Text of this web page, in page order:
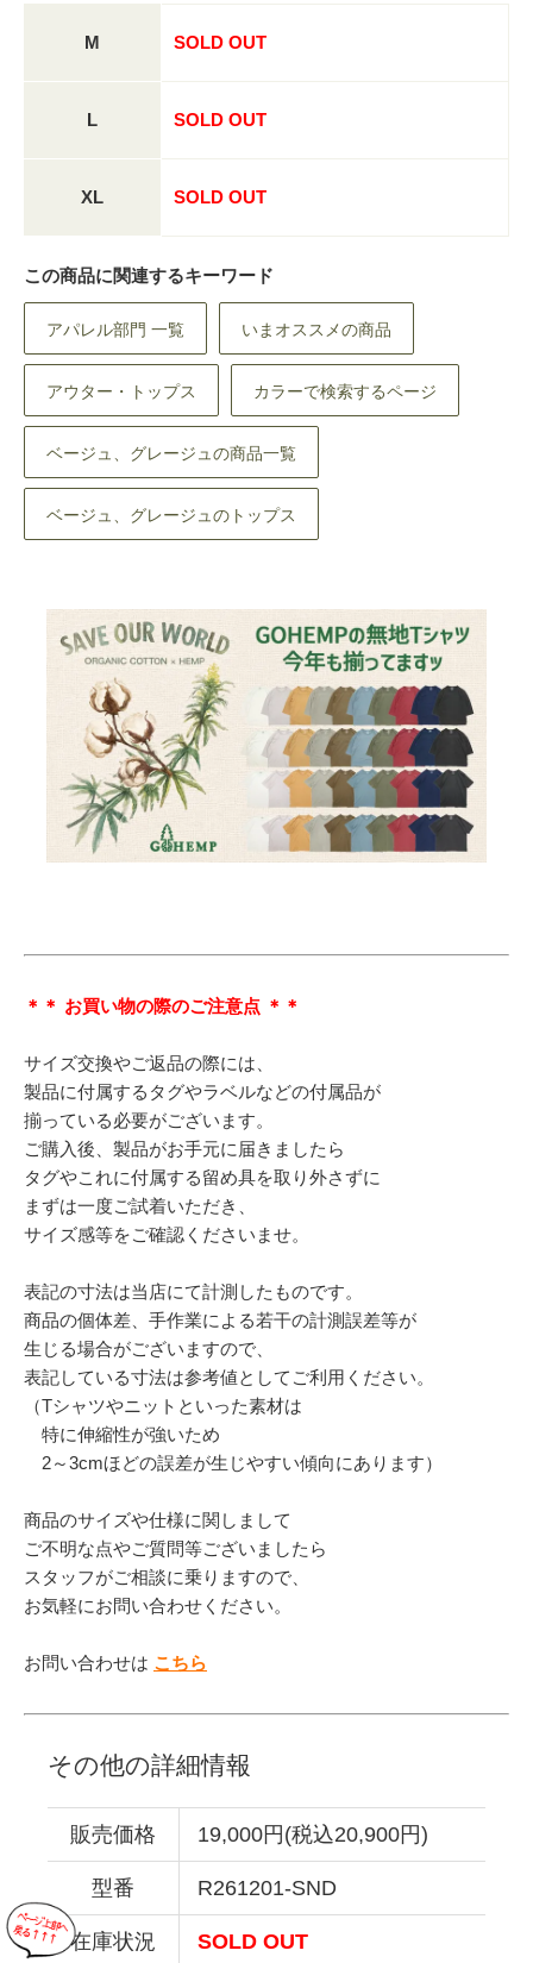
M SOLD OUT
L SOLD OUT
XL SOLD OUT
この商品に関連するキーワード
アパレル部門 一覧 いまオススメの商品
アウター・トップス カラーで検索するページ
ベージュ、グレージュの商品一覧
ベージュ、グレージュのトップス
＊＊ お買い物の際のご注意点 ＊＊
サイズ交換やご返品の際には、
製品に付属するタグやラベルなどの付属品が
揃っている必要がございます。
ご購入後、製品がお手元に届きましたら
タグやこれに付属する留め具を取り外さずに
まずは一度ご試着いただき、
サイズ感等をご確認くださいませ。
表記の寸法は当店にて計測したものです。
商品の個体差、手作業による若干の計測誤差等が
生じる場合がございますので、
表記している寸法は参考値としてご利用ください。
（Tシャツやニットといった素材は
特に伸縮性が強いため
2～3cmほどの誤差が生じやすい傾向にあります）
商品のサイズや仕様に関しまして
ご不明な点やご質問等ございましたら
スタッフがご相談に乗りますので、
お気軽にお問い合わせください。
お問い合わせは こちら
その他の詳細情報
販売価格 19,000円(税込20,900円)
型番 R261201-SND
在庫状況 SOLD OUT